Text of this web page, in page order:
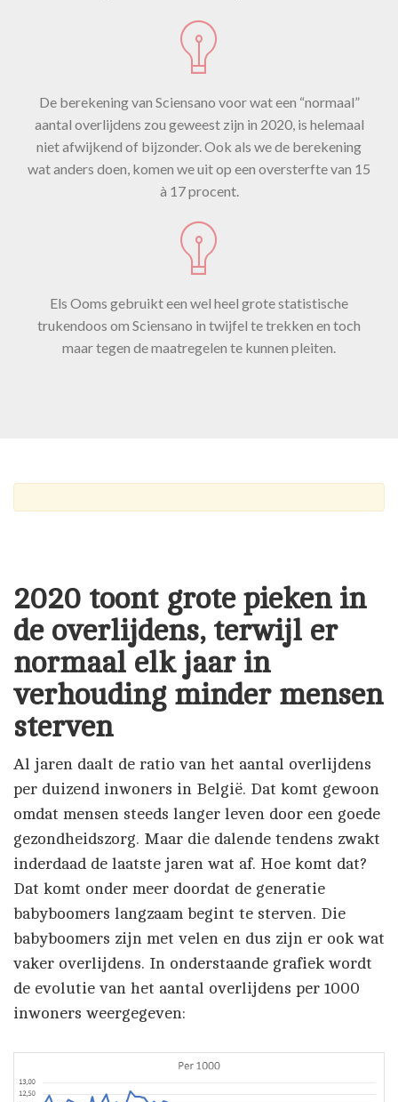
De berekening van Sciensano voor wat een “normaal”
aantal overlijdens zou geweest zijn in 2020, is helemaal
niet afwijkend of bijzonder. Ook als we de berekening
wat anders doen, komen we uit op een oversterfte van 15
à 17 procent.
Els Ooms gebruikt een wel heel grote statistische
trukendoos om Sciensano in twijfel te trekken en toch
maar tegen de maatregelen te kunnen pleiten.
2020 toont grote pieken in
de overlijdens, terwijl er
normaal elk jaar in
verhouding minder mensen
sterven
Al jaren daalt de ratio van het aantal overlijdens
per duizend inwoners in België. Dat komt gewoon
omdat mensen steeds langer leven door een goede
gezondheidszorg. Maar die dalende tendens zwakt
inderdaad de laatste jaren wat af. Hoe komt dat?
Dat komt onder meer doordat de generatie
babyboomers langzaam begint te sterven. Die
babyboomers zijn met velen en dus zijn er ook wat
vaker overlijdens. In onderstaande grafiek wordt
de evolutie van het aantal overlijdens per 1000
inwoners weergegeven: